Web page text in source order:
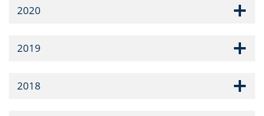
2020
2019
2018